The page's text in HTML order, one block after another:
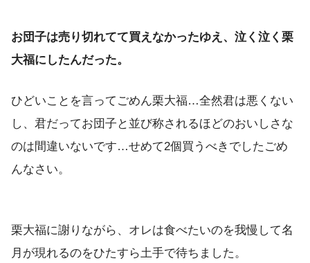
お団子は売り切れてて買えなかったゆえ、泣く泣く栗
大福にしたんだった。
ひどいことを言ってごめん栗大福…全然君は悪くない
し、君だってお団子と並び称されるほどのおいしさな
のは間違いないです…せめて2個買うべきでしたごめ
んなさい。
栗大福に謝りながら、オレは食べたいのを我慢して名
月が現れるのをひたすら土手で待ちました。